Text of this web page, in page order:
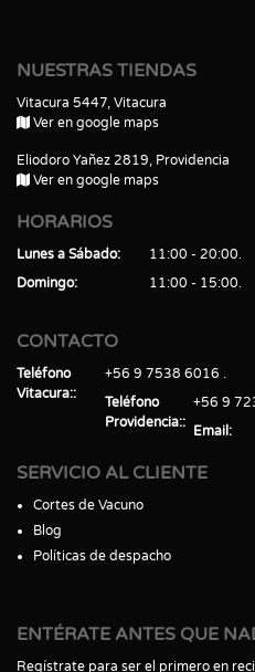
NUESTRAS TIENDAS
Vitacura 5447, Vitacura
Ver en google maps
Eliodoro Yañez 2819, Providencia
Ver en google maps
HORARIOS
Lunes a Sábado
11:00 - 20:00
Domingo
11:00 - 15:00
CONTACTO
Teléfono
Vitacura:
+56 9 7538 6016
Teléfono
Providencia:
+56 9
Email
SERVICIO AL CLIENTE
Cortes de Vacuno
Blog
Políticas de despacho
ENTÉRATE ANTES QUE
Regístrate para ser el primero en